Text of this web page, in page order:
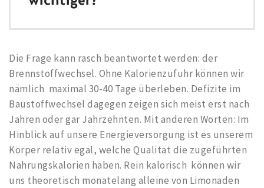
Die Frage kann rasch beantwortet werden: der
Brennstoffwechsel. Ohne Kalorienzufuhr können wir
nämlich maximal 30-40 Tage überleben. Defizite im
Baustoffwechsel dagegen zeigen sich meist erst nach
Jahren oder gar Jahrzehnten. Mit anderen Worten: Im
Hinblick auf unsere Energieversorgung ist es unserem
Körper relativ egal, welche Qualität die zugeführten
Nahrungskalorien haben. Rein kalorisch können wir
uns theoretisch monatelang alleine von Limonaden